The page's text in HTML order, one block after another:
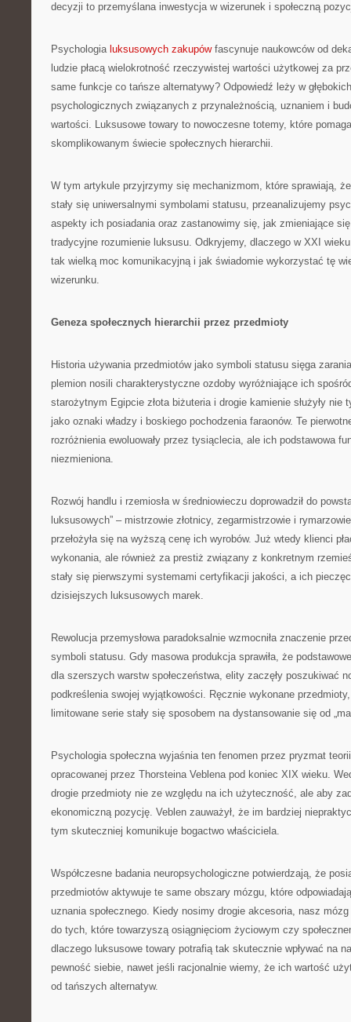
decyzji to przemyślana inwestycja w wizerunek i społeczną
Psychologia luksusowych zakupówfascynuje naukowców od
ludzie płacą wielokrotność rzeczywistej wartości użytkowej za
same funkcje co tańsze alternatywy? Odpowiedź leży w
psychologicznych związanych z przynależnością, uznaniem i
wartości. Luksusowe towary to nowoczesne totemy, które
skomplikowanym świecie społecznych hierarchii.
W tym artykule przyjrzymy się mechanizmom, które sprawiają,
stały się uniwersalnymi symbolami statusu, przeanalizujemy
aspekty ich posiadania oraz zastanowimy się, jak zmieniające się
tradycyjne rozumienie luksusu. Odkryjemy, dlaczego w XXI
tak wielką moc komunikacyjną i jak świadomie wykorzystać tę
wizerunku.
Geneza społecznych hierarchii przez przedmioty
Historia używania przedmiotów jako symboli statusu sięga
plemion nosili charakterystyczne ozdoby wyróżniające ich
starożytnym Egipcie złota biżuteria i drogie kamienie służyły nie
jako oznaki władzy i boskiego pochodzenia faraonów. Te
rozróżnienia ewoluowały przez tysiąclecia, ale ich podstawowa
niezmieniona.
Rozwój handlu i rzemiosła w średniowieczu doprowadził do
luksusowych” – mistrzowie złotnicy, zegarmistrzowie i
przełożyła się na wyższą cenę ich wyrobów. Już wtedy klienci
wykonania, ale również za prestiż związany z konkretnym
stały się pierwszymi systemami certyfikacji jakości, a ich
dzisiejszych luksusowych marek.
Rewolucja przemysłowa paradoksalnie wzmocniła znaczenie
symboli statusu. Gdy masowa produkcja sprawiła, że
dla szerszych warstw społeczeństwa, elity zaczęły poszukiwać
podkreślenia swojej wyjątkowości. Ręcznie wykonane
limitowane serie stały się sposobem na dystansowanie się od
Psychologia społeczna wyjaśnia ten fenomen przez pryzmat
opracowanej przez Thorsteina Veblena pod koniec XIX wieku.
drogie przedmioty nie ze względu na ich użyteczność, ale aby
ekonomiczną pozycję. Veblen zauważył, że im bardziej
tym skuteczniej komunikuje bogactwo właściciela.
Współczesne badania neuropsychologiczne potwierdzają, że
przedmiotów aktywuje te same obszary mózgu, które
uznania społecznego. Kiedy nosimy drogie akcesoria, nasz
do tych, które towarzyszą osiągnięciom życiowym czy
dlaczego luksusowe towary potrafią tak skutecznie wpływać na
pewność siebie, nawet jeśli racjonalnie wiemy, że ich wartość
od tańszych alternatyw.